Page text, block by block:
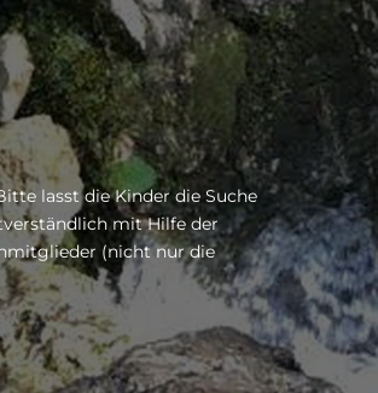
lasst die Kinder die Suche
mit Hilfe der
(nicht nur die